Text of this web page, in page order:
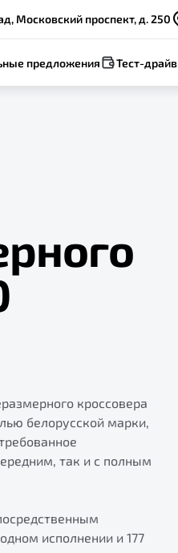
Московский проспект, д. 250
предложения Тест-драйв
кроссовера
белорусской марки,
так и с полным
исполнении и 177